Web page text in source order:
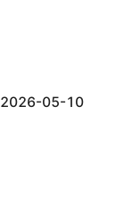
2026-05-10